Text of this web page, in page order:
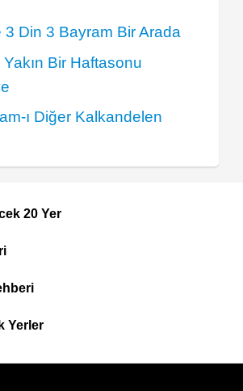
3 Din 3 Bayram Bir Arada
Bir Haftasonu
ı Diğer Kalkandelen
20 Yer
Yerler